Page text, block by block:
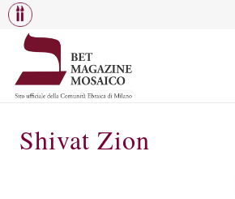
Shivat Zion